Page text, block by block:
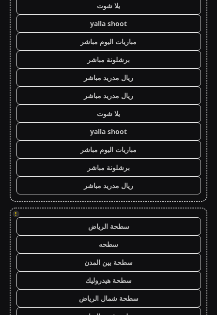
يلا شوت
yalla shoot
مباريات اليوم مباشر
برشلونة مباشر
ريال مدريد مباشر
ريال مدريد مباشر
يلا شوت
yalla shoot
مباريات اليوم مباشر
برشلونة مباشر
ريال مدريد مباشر
!
سطحة الرياض
سطحه
سطحة بين المدن
سطحة هيدروليك
سطحة شمال الرياض